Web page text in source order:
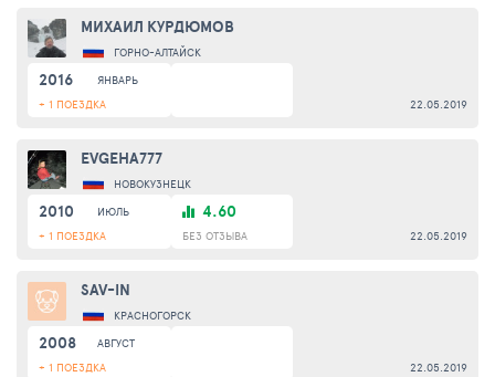
МИХАИЛ КУРДЮМОВ
ГОРНО-АЛТАЙСК
2016
ЯНВАРЬ
+ 1 ПОЕЗДКА
22.05.2019
EVGEHA777
НОВОКУЗНЕЦК
2010
ИЮЛЬ
+ 1 ПОЕЗДКА
4.60
БЕЗ ОТЗЫВА 22.05.2019
SAV-IN
КРАСНОГОРСК
2008
АВГУСТ
+ 1 ПОЕЗДКА
22.05.2019